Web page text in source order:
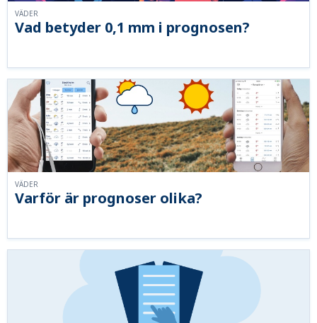
Vad betyder 0,1 mm i prognosen?
VÄDER
Varför är prognoser olika?
VÄDER